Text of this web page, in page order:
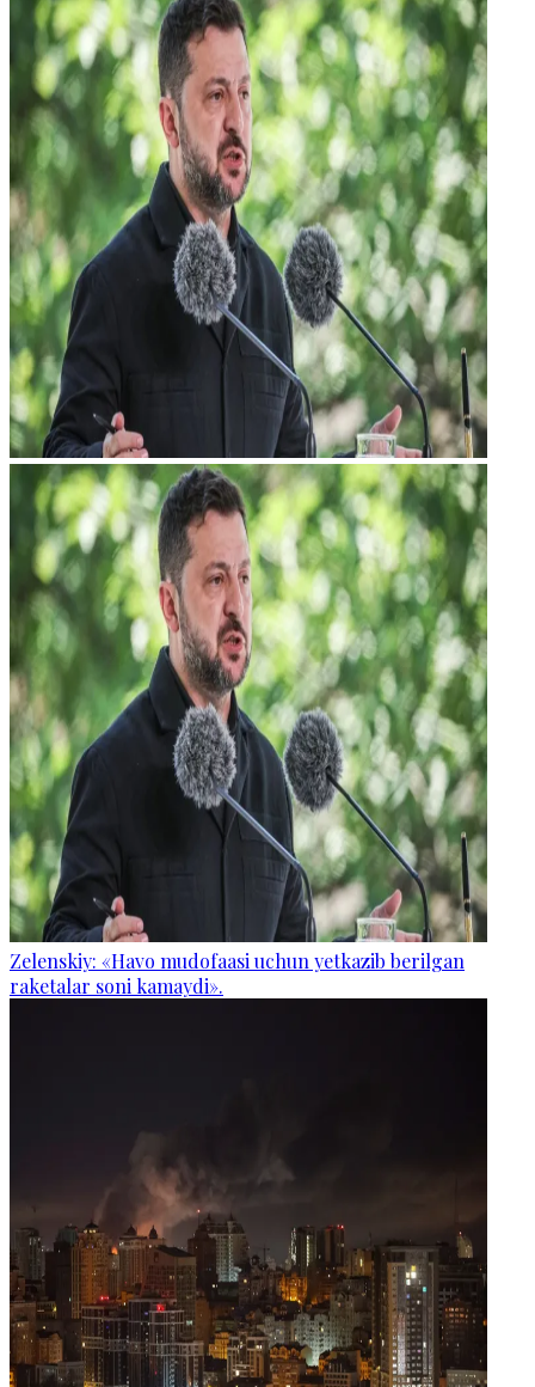
Zelenskiy: «Havo mudofaasi uchun yetkazib berilgan
raketalar soni kamaydi».